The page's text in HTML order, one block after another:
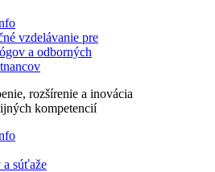
vzdelávanie pre
a odborných
rozšírenie a inovácia
kompetencií
súťaže